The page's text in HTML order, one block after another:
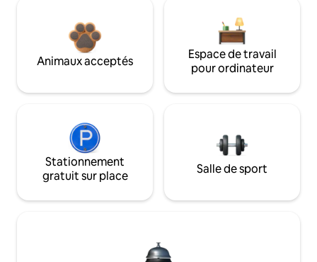
Animaux acceptés
Espace de travail
pour ordinateur
Stationnement
gratuit sur place
Salle de sport